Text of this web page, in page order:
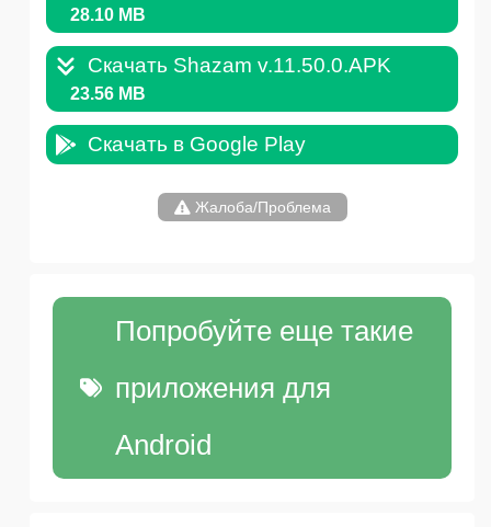
28.10 MB
Скачать Shazam v.11.50.0.APK
23.56 MB
Скачать в Google Play
Жалоба/Проблема
Попробуйте еще такие
приложения для
Android